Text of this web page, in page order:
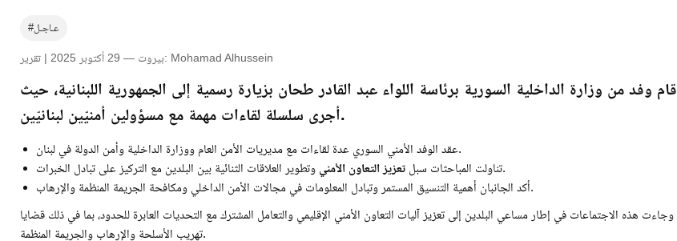
#عـاجـل
بيروت — 29 أكتوبر 2025 | تقرير: Mohamad Alhussein
قام وفد من وزارة الداخلية السورية برئاسة اللواء عبد القادر طحان بزيارة رسمية إلى الجمهورية اللبنانية، حيث
أجرى سلسلة لقاءات مهمة مع مسؤولين أمنيّين لبنانيّين.
عقد الوفد الأمني السوري عدة لقاءات مع مديريات الأمن العام ووزارة الداخلية وأمن الدولة في لبنان.
تناولت المباحثات سبل تعزيز التعاون الأمني
وتطوير العلاقات الثنائية بين البلدين مع التركيز على تبادل الخبرات.
أكد الجانبان أهمية التنسيق المستمر وتبادل المعلومات في مجالات الأمن الداخلي ومكافحة الجريمة المنظمة والإرهاب.
وجاءت هذه الاجتماعات في إطار مساعي البلدين إلى تعزيز آليات التعاون الأمني الإقليمي والتعامل المشترك مع التحديات العابرة للحدود، بما في ذلك قضايا
تهريب الأسلحة والإرهاب والجريمة المنظمة.